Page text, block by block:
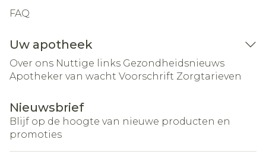
FAQ
Uw apotheek
Over ons Nuttige links Gezondheidsnieuws
Apotheker van wacht Voorschrift Zorgtarieven
Nieuwsbrief
Blijf op de hoogte van nieuwe producten en
promoties